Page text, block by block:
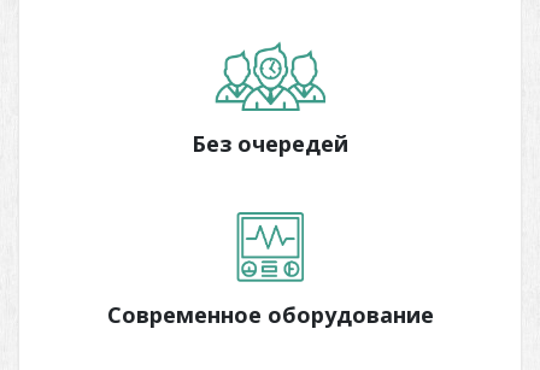
Без очередей
Современное оборудование